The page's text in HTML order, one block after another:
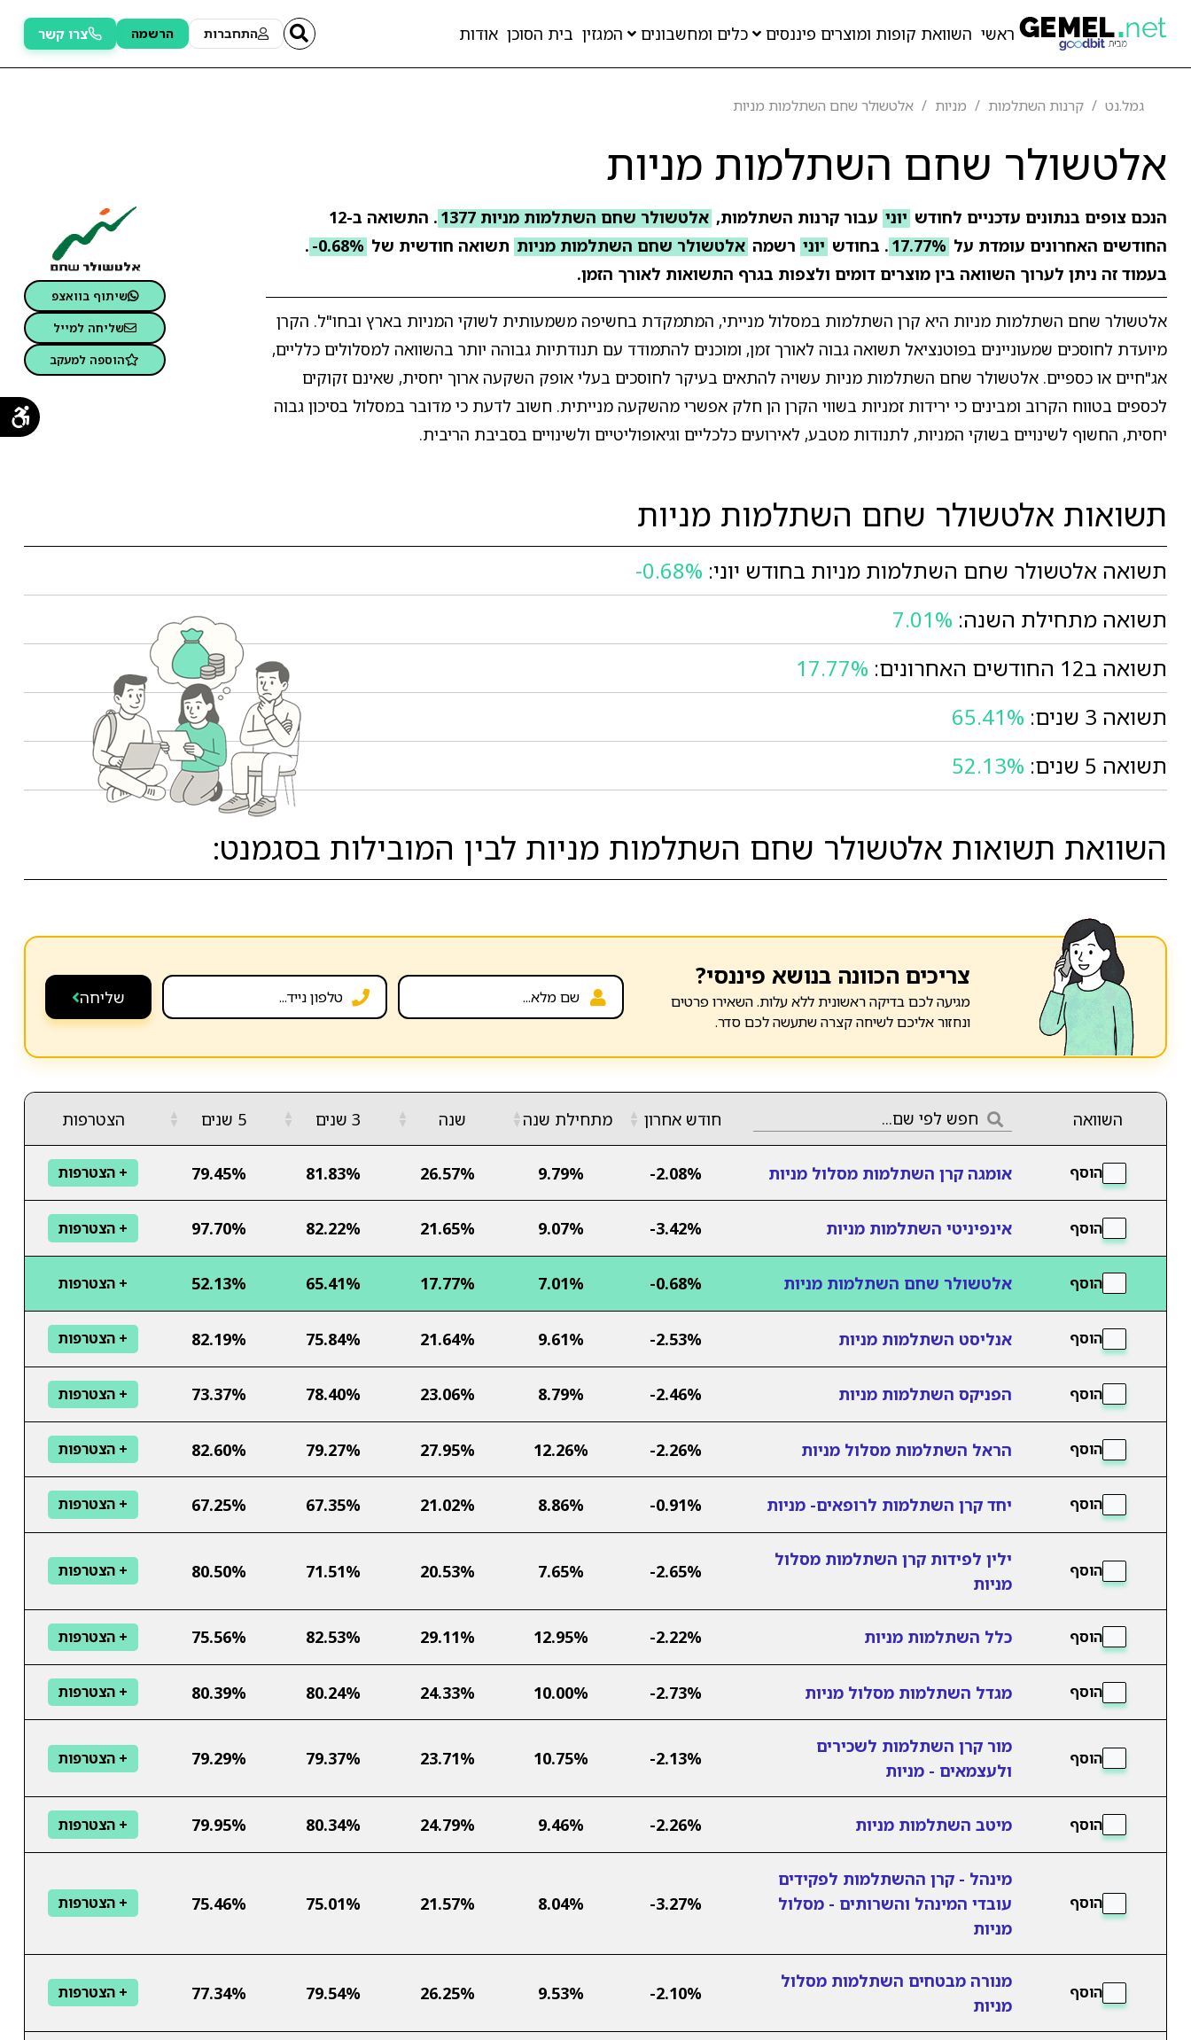
ראשי השוואת קופות ומוצרים פיננסים כלים ומחשבונים המגזין בית הסוכן אודות התחברות הרשמה צרו קשר
גמל.נט קרנות השתלמות מניות אלטשולר שחם השתלמות מניות
אלטשולר שחם השתלמות מניות
הנכם צופים בנתונים עדכניים לחודש יוני עבור קרנות השתלמות, אלטשולר שחם השתלמות מניות 1377
. התשואה ב-12
החודשים האחרונים עומדת על 17.77% . בחודש יוני רשמה אלטשולר שחם השתלמות מניות תשואה חודשית של -0.68%
.
בעמוד זה ניתן לערוך השוואה בין מוצרים דומים ולצפות בגרף התשואות לאורך הזמן.
אלטשולר שחם השתלמות מניות היא קרן השתלמות במסלול מנייתי, המתמקדת בחשיפה משמעותית לשוקי המניות בארץ ובחו"ל. הקרן
מיועדת לחוסכים שמעוניינים בפוטנציאל תשואה גבוה לאורך זמן, ומוכנים להתמודד עם תנודתיות גבוהה יותר בהשוואה למסלולים כלליים,
אג"חיים או כספיים. אלטשולר שחם השתלמות מניות עשויה להתאים בעיקר לחוסכים בעלי אופק השקעה ארוך יחסית, שאינם זקוקים
לכספים בטווח הקרוב ומבינים כי ירידות זמניות בשווי הקרן הן חלק אפשרי מהשקעה מנייתית. חשוב לדעת כי מדובר במסלול בסיכון גבוה
יחסית, החשוף לשינויים בשוקי המניות, לתנודות מטבע, לאירועים כלכליים וגיאופוליטיים ולשינויים בסביבת הריבית.
שיתוף בוואצפ
שליחה למייל
הוספה למעקב
תשואות אלטשולר שחם השתלמות מניות
תשואה אלטשולר שחם השתלמות מניות בחודש יוני: -0.68%
תשואה מתחילת השנה: 7.01%
תשואה ב12 החודשים האחרונים:
17.77%
תשואה 3 שנים:
65.41%
תשואה 5 שנים:
52.13%
השוואת תשואות אלטשולר שחם השתלמות מניות לבין המובילות בסגמנט:
צריכים הכוונה בנושא פיננסי?
מגיעה לכם בדיקה ראשונית ללא עלות. השאירו פרטים
ונחזור אליכם לשיחה קצרה שתעשה לכם סדר.
שליחה
השוואה חודש אחרון ▲
▼ מתחילת שנה▲
▼ שנה ▲
▼ 3 שנים ▲
▼ 5 שנים ▲
▼ הצטרפות
הוסף אומגה קרן השתלמות מסלול מניות -2.08%
9.79%
26.57%
81.83%
79.45% + הצטרפות
הוסף אינפיניטי השתלמות מניות -3.42%
9.07%
21.65%
82.22%
97.70% + הצטרפות
הוסף אלטשולר שחם השתלמות מניות -0.68%
7.01%
17.77%
65.41%
52.13% + הצטרפות
הוסף אנליסט השתלמות מניות -2.53%
9.61%
21.64%
75.84%
82.19% + הצטרפות
הוסף הפניקס השתלמות מניות -2.46%
8.79%
23.06%
78.40%
73.37% + הצטרפות
הוסף הראל השתלמות מסלול מניות -2.26%
12.26%
27.95%
79.27%
82.60% + הצטרפות
הוסף יחד קרן השתלמות לרופאים- מניות -0.91%
8.86%
21.02%
67.35%
67.25% + הצטרפות
הוסף
ילין לפידות קרן השתלמות מסלול
מניות
-2.65%
7.65%
20.53%
71.51%
80.50% + הצטרפות
הוסף כלל השתלמות מניות -2.22%
12.95%
29.11%
82.53%
75.56% + הצטרפות
הוסף מגדל השתלמות מסלול מניות -2.73%
10.00%
24.33%
80.24%
80.39% + הצטרפות
הוסף
מור קרן השתלמות לשכירים
ולעצמאים - מניות
-2.13%
10.75%
23.71%
79.37%
79.29% + הצטרפות
הוסף מיטב השתלמות מניות -2.26%
9.46%
24.79%
80.34%
79.95% + הצטרפות
הוסף
מינהל - קרן ההשתלמות לפקידים
עובדי המינהל והשרותים - מסלול
מניות
-3.27%
8.04%
21.57%
75.01%
75.46% + הצטרפות
הוסף
מנורה מבטחים השתלמות מסלול
מניות
-2.10%
9.53%
26.25%
79.54%
77.34% + הצטרפות